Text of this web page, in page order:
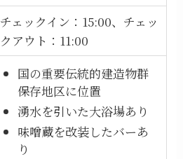
チェックイン：15:00、チェッ
クアウト：11:00
国の重要伝統的建造物群
保存地区に位置
湧水を引いた大浴場あり
味噌蔵を改装したバーあ
り